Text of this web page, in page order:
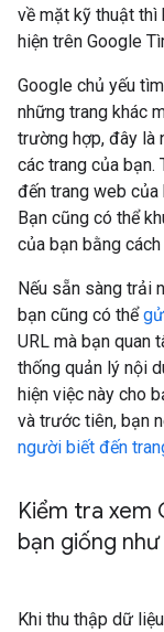
về mặt kỹ thuật thì
hiện trên Google
Google chủ yếu
những trang khác
trường hợp, đây là
các trang của bạn.
đến trang web của
Bạn cũng có thể
của bạn bằng cách
Nếu sẵn sàng trải
bạn cũng có thể
URL mà bạn quan
thống quản lý nội
hiện việc này cho
và trước tiên, bạn
người biết đến
Kiểm tra xem
bạn giống
Khi thu thập dữ